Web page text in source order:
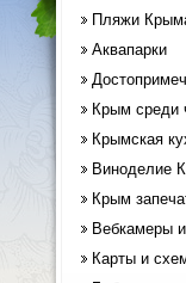
Пляжи
Аквапарки
Крым среди
Крымская
Виноделие
Крым
Вебкамеры
Карты и